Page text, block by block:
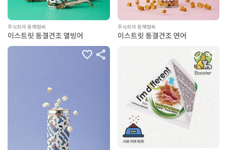
주식회사 동해형씨
이스트릿 동결건조 열빙어
주식회사 동해형씨
이스트릿 동결건조 연어